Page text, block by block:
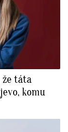
že táta
komu